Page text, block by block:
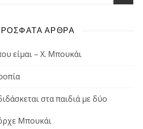
ΑΡΘΡΑ
είμαι – Χ. Μπουκάι
στα παιδιά με δύο
Μπουκάι